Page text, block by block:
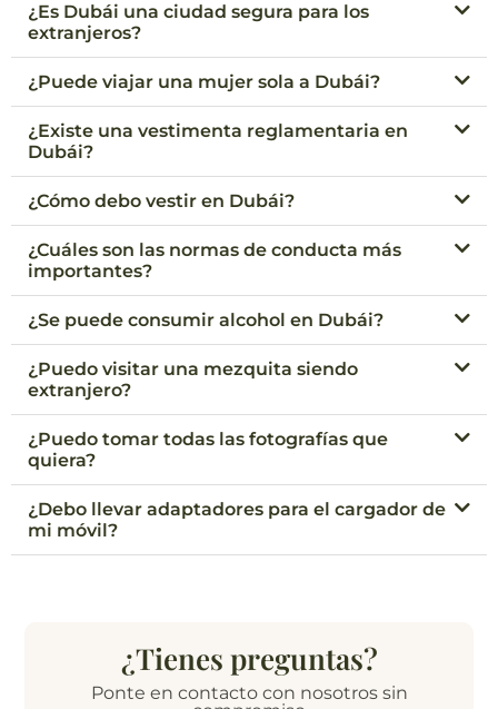
¿Es Dubái una ciudad segura para los
extranjeros?
¿Puede viajar una mujer sola a Dubái?
¿Existe una vestimenta reglamentaria en
Dubái?
¿Cómo debo vestir en Dubái?
¿Cuáles son las normas de conducta más
importantes?
¿Se puede consumir alcohol en Dubái?
¿Puedo visitar una mezquita siendo
extranjero?
¿Puedo tomar todas las fotografías que
quiera?
¿Debo llevar adaptadores para el cargador de
mi móvil?
¿Tienes preguntas?
Ponte en contacto con nosotros sin